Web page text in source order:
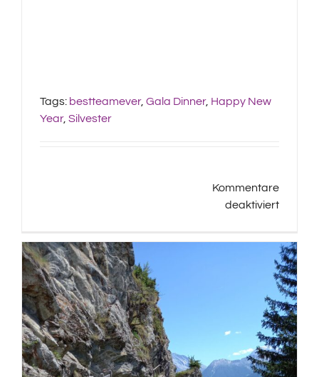
Tags: bestteamever, Gala Dinner, Happy New
Year, Silvester
Kommentare
deaktiviertfür